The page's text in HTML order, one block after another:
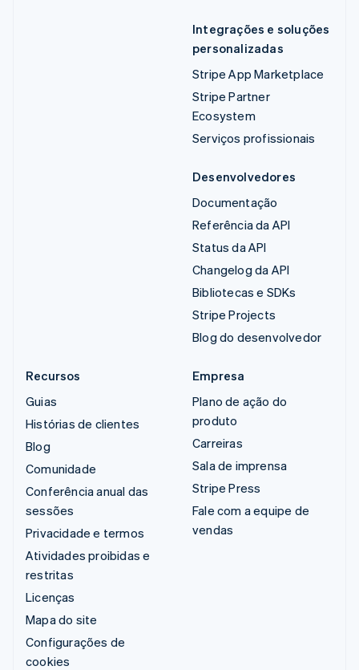
Integrações e soluções
personalizadas
Stripe App Marketplace
Stripe Partner
Ecosystem
Serviços profissionais
Desenvolvedores
Documentação
Referência da API
Status da API
Changelog da API
Bibliotecas e SDKs
Stripe Projects
Blog do desenvolvedor
Recursos
Guias
Histórias de clientes
Blog
Comunidade
Conferência anual das
sessões
Privacidade e termos
Atividades proibidas e
restritas
Licenças
Mapa do site
Configurações de
cookies
Empresa
Plano de ação do
produto
Carreiras
Sala de imprensa
Stripe Press
Fale com a equipe de
vendas